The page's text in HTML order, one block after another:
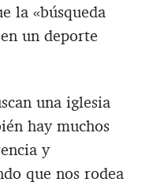
la «búsqueda
un deporte
una iglesia
hay muchos
y
que nos rodea